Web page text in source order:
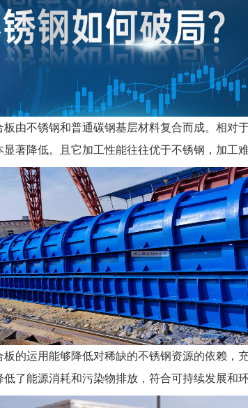
板由不锈钢和普通碳钢基层材料复合而成。相对
显著降低。且它加工性能往往优于不锈钢，加工
板的运用能够降低对稀缺的不锈钢资源的依赖，
低了能源消耗和污染物排放，符合可持续发展和环